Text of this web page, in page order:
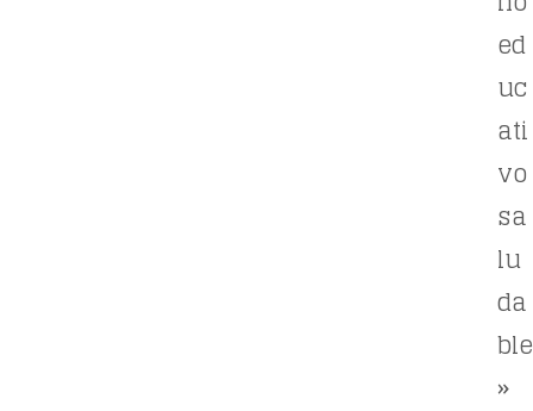
ed
uc
ati
vo
sa
lu
da
ble
»